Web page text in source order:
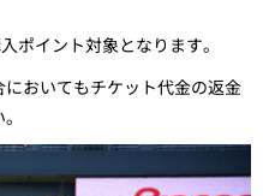
ポイント対象となります。
おいてもチケット代金の返金